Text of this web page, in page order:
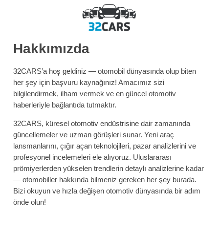
Hakkımızda
32CARS’a hoş geldiniz — otomobil dünyasında olup biten
her şey için başvuru kaynağınız! Amacımız sizi
bilgilendirmek, ilham vermek ve en güncel otomotiv
haberleriyle bağlantıda tutmaktır.
32CARS, küresel otomotiv endüstrisine dair zamanında
güncellemeler ve uzman görüşleri sunar. Yeni araç
lansmanlarını, çığır açan teknolojileri, pazar analizlerini ve
profesyonel incelemeleri ele alıyoruz. Uluslararası
prömiyerlerden yükselen trendlerin detaylı analizlerine kadar
— otomobiller hakkında bilmeniz gereken her şey burada.
Bizi okuyun ve hızla değişen otomotiv dünyasında bir adım
önde olun!